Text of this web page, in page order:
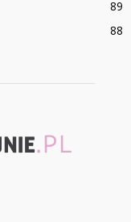
89
88